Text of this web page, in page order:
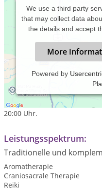
We use a third party
that may collect data
the details and accept
More
Powered by
Praxiszeiten:
Termine nach Vereinbarung
20:00 Uhr.
Leistungsspektrum:
Traditionelle und
Aromatherapie
Craniosacrale Therapie
Reiki